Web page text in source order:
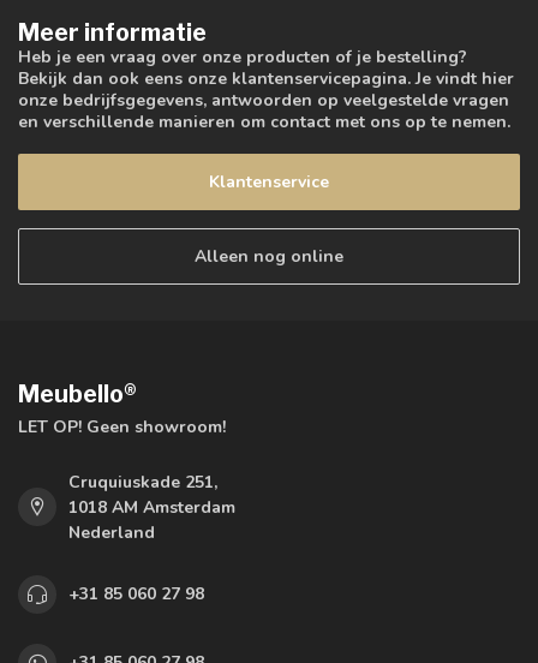
Meer informatie
Heb je een vraag over onze producten of je bestelling?
Bekijk dan ook eens onze klantenservicepagina. Je vindt hier
onze bedrijfsgegevens, antwoorden op veelgestelde vragen
en verschillende manieren om contact met ons op te nemen.
Klantenservice
Alleen nog online
Meubello®
LET OP! Geen showroom!
Cruquiuskade 251,
1018 AM Amsterdam
Nederland
+31 85 060 27 98